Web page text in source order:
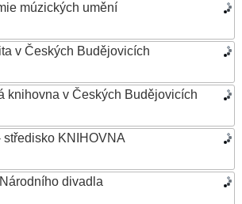
múzických umění
v Českých Budějovicích
knihovna v Českých Budějovicích
středisko KNIHOVNA
divadla